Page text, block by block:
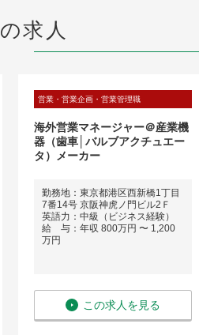
求人
営業・営業企画・営業管理職
海外営業マネージャー＠産業機
器（歯車│バルブアクチュエー
タ）メーカー
勤務地：東京都港区西新橋1丁目
7番14号 京阪神虎ノ門ビル2Ｆ
英語力：中級（ビジネス経験）
給 与：年収 800万円 〜 1,200
万円
この求人を見る